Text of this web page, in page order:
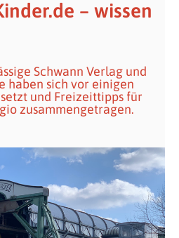
– wissen
Schwann Verlag und
haben sich vor einigen
und Freizeittipps für
zusammengetragen.